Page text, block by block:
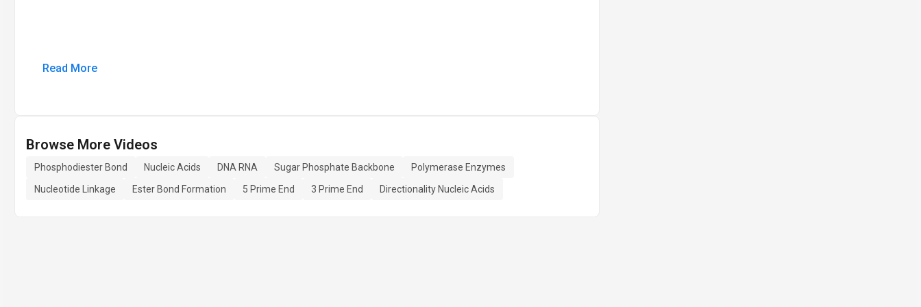
Read More
Browse More Videos
Phosphodiester Bond Nucleic Acids DNA RNA Sugar Phosphate Backbone
Polymerase Enzymes
Nucleotide Linkage
Ester Bond Formation 5 Prime End 3 Prime End Directionality Nucleic Acids